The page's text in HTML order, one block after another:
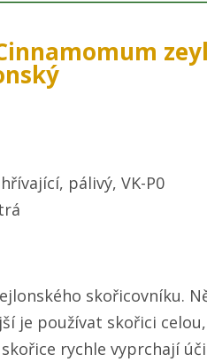
pálivý, VK-P0
skořicovníku.
je používat skořici
rychle vyprchají